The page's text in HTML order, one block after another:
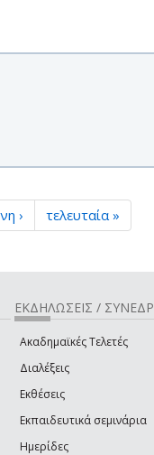
› τελευταία »
ΕΚΔΗΛΩΣΕΙΣ /
Ακαδημαϊκές Τελετές
Διαλέξεις
Εκθέσεις
Εκπαιδευτικά σεμινάρια
Ημερίδες